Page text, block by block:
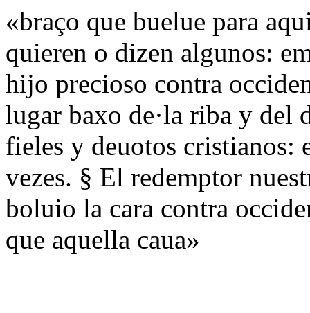
«braço que buelue para
quieren o dizen algunos:
hijo precioso contra
lugar baxo de·la riba y del
fieles y deuotos cristianos:
vezes. § El redemptor
boluio la cara contra
que aquella caua»